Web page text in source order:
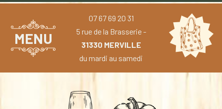
MENU
07 67 69 20 31
5 rue de la Brasserie -
31330 MERVILLE
du mardi au samedi